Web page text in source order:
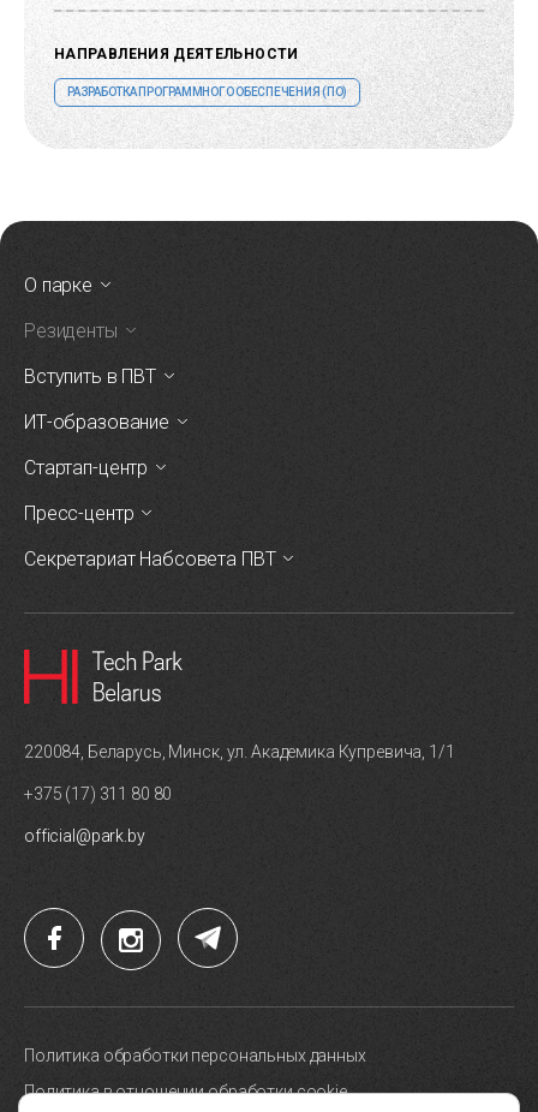
НАПРАВЛЕНИЯ ДЕЯТЕЛЬНОСТИ
РАЗРАБОТКА ПРОГРАММНОГО ОБЕСПЕЧЕНИЯ (ПО)
О парке
Резиденты
Вступить в ПВТ
ИТ-образование
Стартап-центр
Пресс-центр
Секретариат Набсовета ПВТ
220084, Беларусь, Минск, ул. Академика Купревича, 1/1
+375 (17) 311 80 80
official@park.by
Политика обработки персональных данных
Политика в отношении обработки cookie